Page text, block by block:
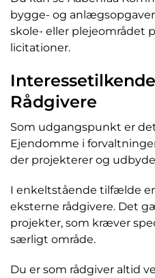
bygge- og
skole- eller plejeområdet
licitationer.
Rådgivere
Som udgangspunkt er
Ejendomme i
der projekterer og
I enkeltstående tilfælde
eksterne rådgivere. Det
projekter, som kræver
særligt område.
Du er som rådgiver altid